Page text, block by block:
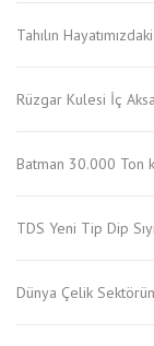
Tahılın
Rüzgar Kulesi İç
Batman 30.000 Ton
TDS Yeni Tip Dip
Dünya Çelik